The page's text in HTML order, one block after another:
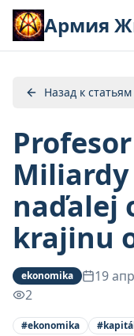
Армия
Назад к статьям
naďalej
krajinu
ekonomika 19
2
#ekonomika #